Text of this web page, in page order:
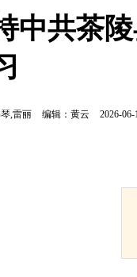
中共茶
,雷丽 编辑：黄云 2026-06-